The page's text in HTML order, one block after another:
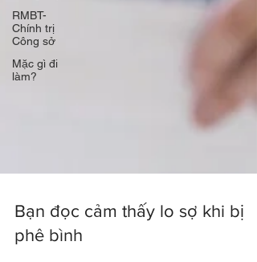
RMBT-
Chính trị
Công sở
Mặc gì đi
làm?